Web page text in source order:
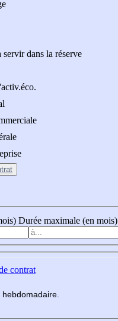
servir dans la réserve
Durée maximale (en mois)
contrat
hebdomadaire